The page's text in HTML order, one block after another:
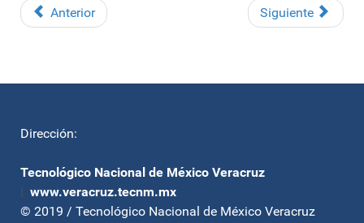
Anterior Siguiente
Dirección:
Tecnológico Nacional de México Veracruz
| www.veracruz.tecnm.mx
© 2019 / Tecnológico Nacional de México Veracruz